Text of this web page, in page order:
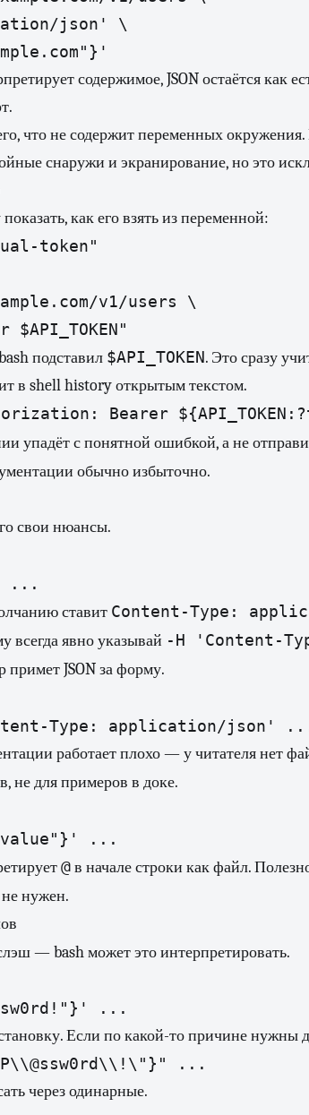
json' \
содержимое, JSON остаётся как
что не содержит переменных окружения.
снаружи и экранирование, но это
как его взять из переменной:
token"
v1/users \
подставил $API_TOKEN. Это сразу
в shell history открытым текстом.
Bearer
упадёт с понятной ошибкой, а не
обычно избыточно.
свои нюансы.
ставит Content-Type:
всегда явно указывай -H 'Content-
примет JSON за форму.
работает плохо — у читателя нет
не для примеров в доке.
@в начале строки как файл.
нужен.
— bash может это интерпретировать.
Если по какой-то причине нужны
через одинарные.